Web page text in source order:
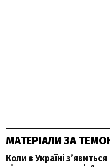
МАТЕРІАЛИ ЗА
Коли в Україні